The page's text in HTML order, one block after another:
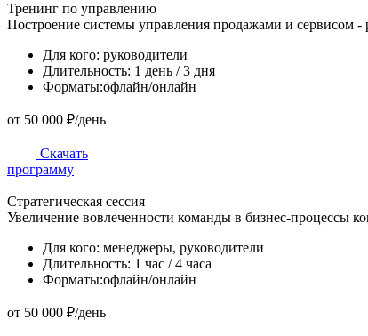
Тренинг по управлению
Построение системы управления продажами и сервисом -
Для кого: руководители
Длительность: 1 день / 3 дня
Форматы:офлайн/онлайн
от 50 000 ₽/день
Скачать
программу
Стратегическая сессия
Увеличение вовлеченности команды в бизнес-процессы
Для кого: менеджеры, руководители
Длительность: 1 час / 4 часа
Форматы:офлайн/онлайн
от 50 000 ₽/день